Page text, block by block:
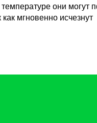
они могут
как мгновенно исчезнут